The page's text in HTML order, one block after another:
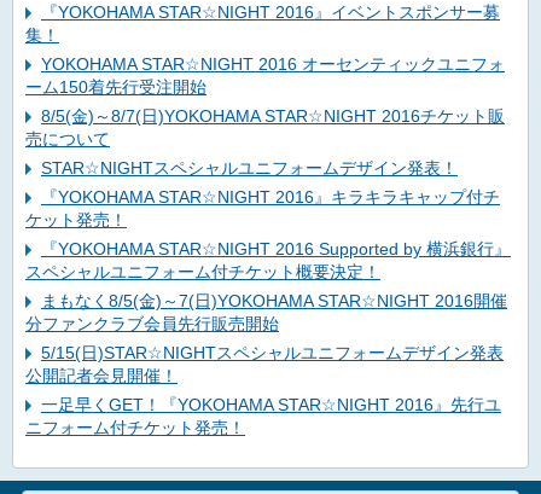
『YOKOHAMA STAR☆NIGHT 2016』イベントスポンサー募
集！
YOKOHAMA STAR☆NIGHT 2016 オーセンティックユニフォ
ーム150着先行受注開始
8/5(金)～8/7(日)YOKOHAMA STAR☆NIGHT 2016チケット販
売について
STAR☆NIGHTスペシャルユニフォームデザイン発表！
『YOKOHAMA STAR☆NIGHT 2016』キラキラキャップ付チ
ケット発売！
『YOKOHAMA STAR☆NIGHT 2016 Supported by 横浜銀行』
スペシャルユニフォーム付チケット概要決定！
まもなく8/5(金)～7(日)YOKOHAMA STAR☆NIGHT 2016開催
分ファンクラブ会員先行販売開始
5/15(日)STAR☆NIGHTスペシャルユニフォームデザイン発表
公開記者会見開催！
一足早くGET！『YOKOHAMA STAR☆NIGHT 2016』先行ユ
ニフォーム付チケット発売！